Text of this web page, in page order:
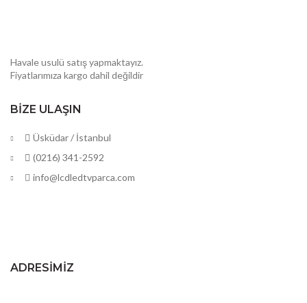
Havale usulü satış yapmaktayız.
Fiyatlarımıza kargo dahil değildir
BIZE ULAŞIN
Üsküdar / İstanbul
(0216) 341-2592
info@lcdledtvparca.com
ADRESIMIZ